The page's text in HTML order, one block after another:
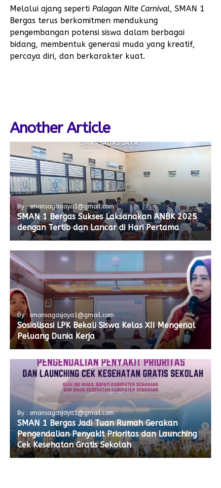
Melalui ajang seperti Palagan Nite Carnival, SMAN 1
Bergas terus berkomitmen mendukung
pengembangan potensi siswa dalam berbagai
bidang, membentuk generasi muda yang kreatif,
percaya diri, dan berkarakter kuat.
Another Article
By : smansagasjaya1@gmail.com
SMAN 1 Bergas Sukses Laksanakan ANBK 2025
dengan Tertib dan Lancar di Hari Pertama
By : smansagasjaya1@gmail.com
Sosialisasi LPK Bekali Siswa Kelas XII Mengenal
Peluang Dunia Kerja
By : smansagasjaya1@gmail.com
SMAN 1 Bergas Jadi Tuan Rumah Gerakan
Pengendalian Penyakit Prioritas dan Launching
Cek Kesehatan Gratis Sekolah